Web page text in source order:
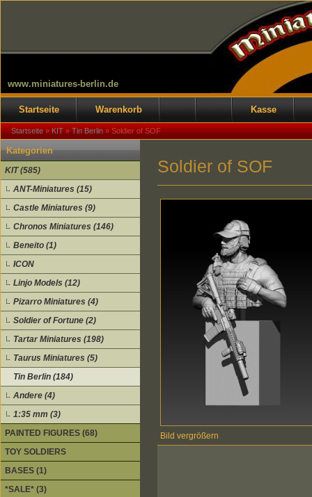
www.miniatures-berlin.de
Startseite Warenkorb Kasse
Startseite»KIT»Tin Berlin»Soldier of SOF
Kategorien
KIT (585)
ANT-Miniatures (15)
Castle Miniatures (9)
Chronos Miniatures (146)
Beneito (1)
ICON
Linjo Models (12)
Pizarro Miniatures (4)
Soldier of Fortune (2)
Tartar Miniatures (198)
Taurus Miniatures (5)
Tin Berlin (184)
Andere (4)
1:35 mm (3)
PAINTED FIGURES (68)
TOY SOLDIERS
BASES (1)
*SALE* (3)
Soldier of SOF
Bild vergrößern